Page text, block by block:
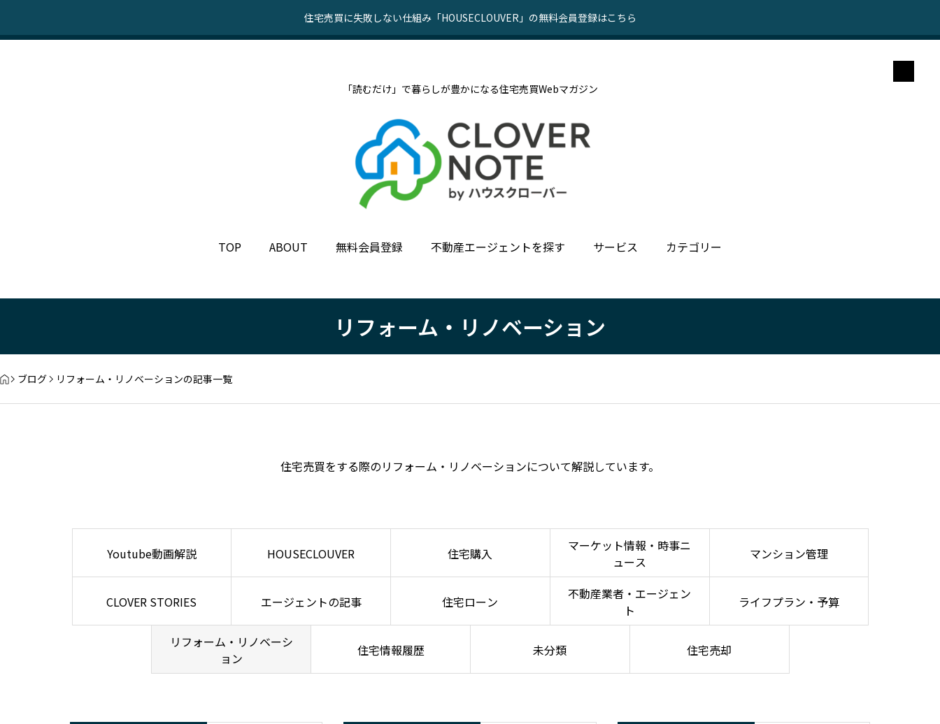
住宅売買に失敗しない仕組み「HOUSECLOUVER」の無料会員登録はこちら
「読むだけ」で暮らしが豊かになる住宅売買Webマガジン
TOP ABOUT 無料会員登録 不動産エージェントを探す サービス カテゴリー
リフォーム・リノベーション
ブログ リフォーム・リノベーションの記事一覧
住宅売買をする際のリフォーム・リノベーションについて解説しています。
Youtube動画解説 HOUSECLOUVER 住宅購入
マーケット情報・時事ニ
ュース
マンション管理
CLOVER STORIES エージェントの記事 住宅ローン
不動産業者・エージェン
ト
ライフプラン・予算
リフォーム・リノベーシ
ョン
住宅情報履歴 未分類 住宅売却